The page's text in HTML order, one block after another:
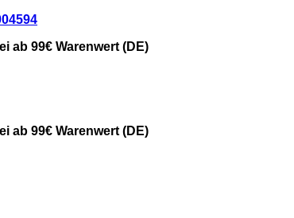
ab 99€ Warenwert (DE)
ab 99€ Warenwert (DE)